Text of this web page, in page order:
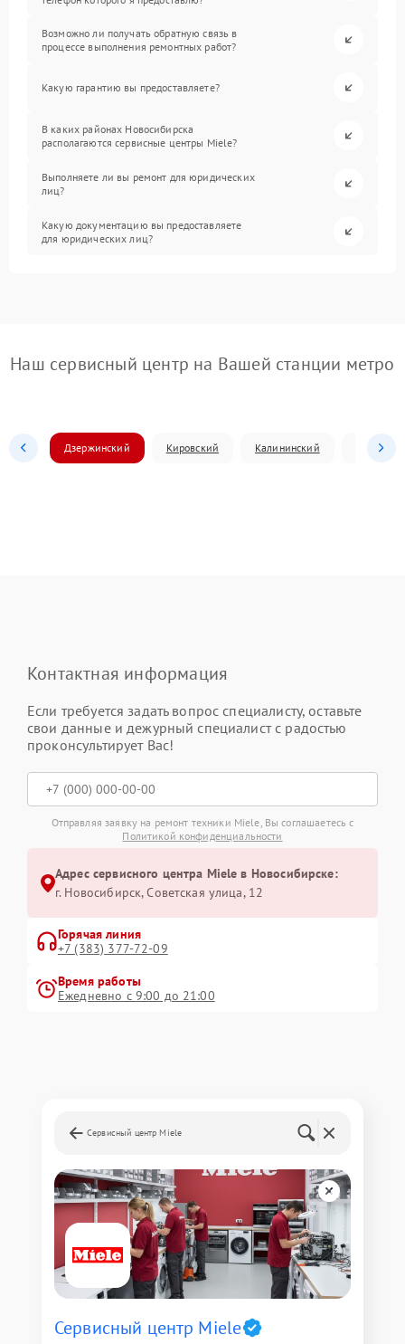
Возможно ли получать обратную связь в
процессе выполнения ремонтных работ?
Какую гарантию вы предоставляете?
В каких районах Новосибирска
располагаются сервисные центры Miele?
Выполняете ли вы ремонт для юридических
лиц?
Какую документацию вы предоставляете
для юридических лиц?
Наш сервисный центр на Вашей станции метро
Дзержинский Кировский Калининский
Контактная информация
Если требуется задать вопрос специалисту, оставьте
свои данные и дежурный специалист с радостью
проконсультирует Вас!
Отправляя заявку на ремонт техники Miele, Вы соглашаетесь с
Политикой конфиденциальности
Адрес сервисного центра Miele в Новосибирске:
г. Новосибирск, Советская улица, 12
Горячая линия
+7 (383) 377-72-09
Время работы
Ежедневно с 9:00 до 21:00
Сервисный центр Miele
Сервисный центр Miele